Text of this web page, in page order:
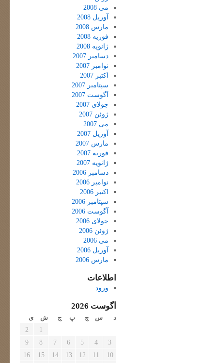
می 2008
آوریل 2008
مارس 2008
فوریه 2008
ژانویه 2008
دسامبر 2007
نوامبر 2007
اکتبر 2007
سپتامبر 2007
آگوست 2007
جولای 2007
ژوئن 2007
می 2007
آوریل 2007
مارس 2007
فوریه 2007
ژانویه 2007
دسامبر 2006
نوامبر 2006
اکتبر 2006
سپتامبر 2006
آگوست 2006
جولای 2006
ژوئن 2006
می 2006
آوریل 2006
مارس 2006
اطلاعات
ورود
آگوست 2026
د س چ پ ج ش ی
1
2
3
4
5
6
7
8
9
10
11
12
13
14
15
16